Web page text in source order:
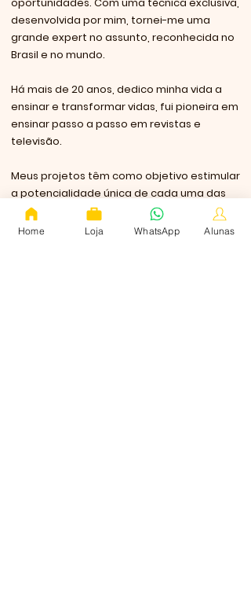
desenvolvida por mim, tornei-me uma
grande expert no assunto, reconhecida no
Brasil e no mundo.
Há mais de 20 anos, dedico minha vida a
ensinar e transformar vidas, fui pioneira em
ensinar passo a passo em revistas e
televisão.
Meus projetos têm como objetivo estimular
a potencialidade única de cada uma das
minhas alunas.
Home Loja WhatsApp Alunas